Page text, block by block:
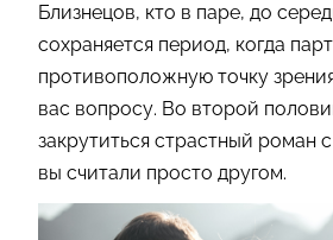
Близнецов, кто в паре, до
сохраняется период, когда
противоположную точку
вас вопросу. Во второй
закрутиться страстный роман
вы считали просто другом.